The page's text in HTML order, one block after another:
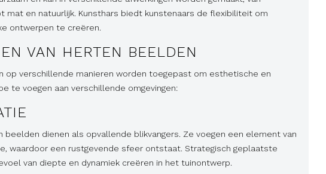
mat en natuurlijk. Kunsthars biedt kunstenaars de flexibiliteit om
ontwerpen te creëren.
VAN HERTEN BEELDEN
op verschillende manieren worden toegepast om esthetische en
te voegen aan verschillende omgevingen:
beelden dienen als opvallende blikvangers. Ze voegen een element van
waardoor een rustgevende sfeer ontstaat. Strategisch geplaatste
van diepte en dynamiek creëren in het tuinontwerp.